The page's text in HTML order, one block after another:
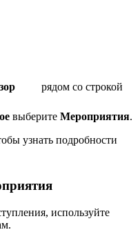
рядом со строкой
выберите Мероприятия.
узнать подробности
используйте